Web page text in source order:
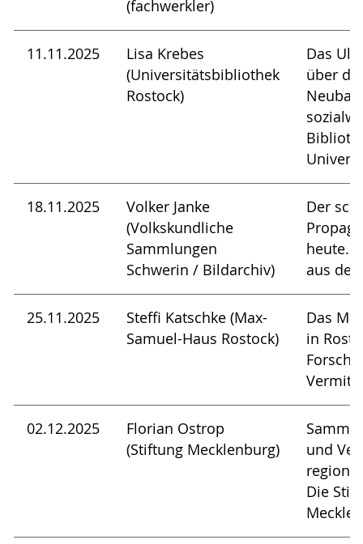
(fachwerkler)
11.11.2025
Lisa Krebes
(Universitätsbibliothek
Rostock)
Das
über
18.11.2025
Volker Janke
(Volkskundliche
Sammlungen
Schwerin / Bildarchiv)
Der
heute.
aus
25.11.2025
Steffi Katschke (Max-
Samuel-Haus Rostock)
Das
in
02.12.2025
Florian Ostrop
(Stiftung Mecklenburg)
und
Die